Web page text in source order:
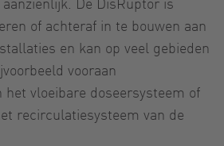
of achteraf in te bouwen aan
en kan op veel gebieden
vooraan
vloeibare doseersysteem of
recirculatiesysteem van de